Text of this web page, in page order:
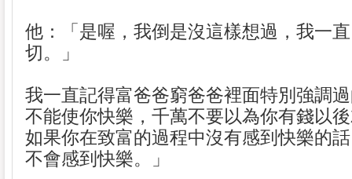
他：「是喔，我倒是沒這樣想過，我一
切。」
我一直記得富爸爸窮爸爸裡面特別強調
不能使你快樂，千萬不要以為你有錢以
如果你在致富的過程中沒有感到快樂的
不會感到快樂。」